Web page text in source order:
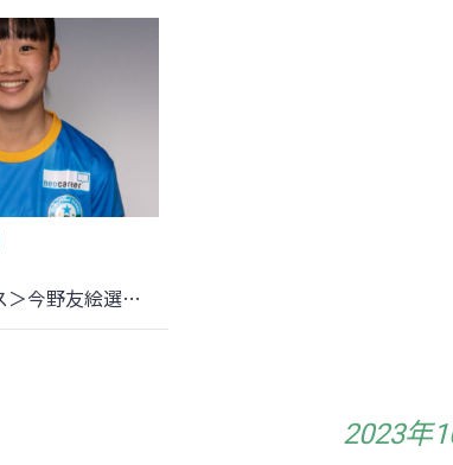
＜ジュニアユース＞今野友絵選手 JFAエリートプログラム女子 U-13 韓国遠征メンバー選出のお知らせ
2023年